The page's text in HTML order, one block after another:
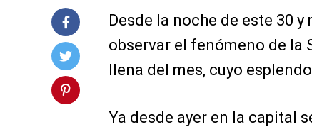
Desde la noche de este 30
observar el fenómeno de la
llena del mes, cuyo
Ya desde ayer en la capital